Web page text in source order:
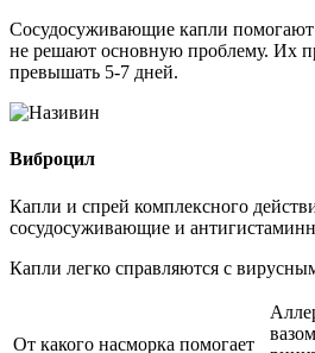
Сосудосуживающие капли
не решают основную проблему. Их
превышать 5-7 дней.
Виброцил
Капли и спрей комплексного
сосудосуживающие и
Капли легко справляются с
От какого насморка помогает